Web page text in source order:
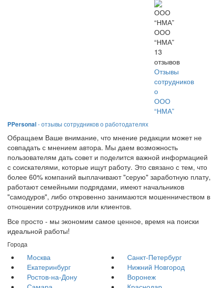
ООО
“НМА”
13
отзывов
Отзывы
сотрудников
о
ООО
“НМА”
PPersonal- отзывы сотрудников о работодателях
Обращаем Ваше внимание, что мнение редакции может не
совпадать с мнением автора. Мы даем возможность
пользователям дать совет и поделится важной информацией
с соискателями, которые ищут работу. Это связано с тем, что
более 60% компаний выплачивают "серую" заработную плату,
работают семейными подрядами, имеют начальников
"самодуров", либо откровенно занимаются мошенничеством в
отношении сотрудников или клиентов.
Все просто - мы экономим самое ценное, время на поиски
идеальной работы!
Города
Москва
Санкт-Петербург
Екатеринбург
Нижний Новгород
Ростов-на-Дону
Воронеж